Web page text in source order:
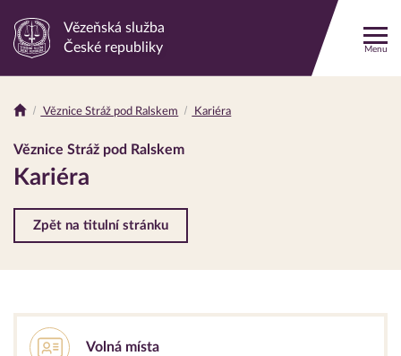
Odkaz
stránku
Vězeňská služba
České republiky
Menu
Drobečková
navigace
Věznice Stráž pod Ralskem Kariéra
Věznice Stráž pod Ralskem
Kariéra
Zpět na titulní stránku
Volná místa